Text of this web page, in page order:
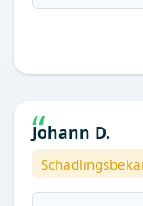
Johann D.